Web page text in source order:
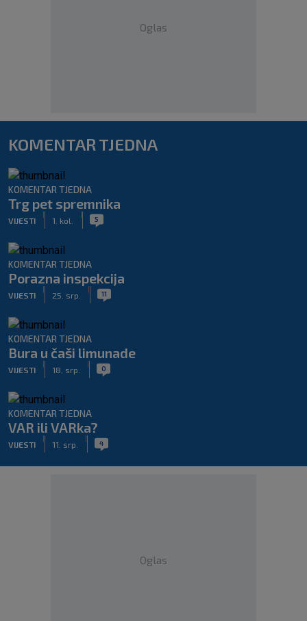
Oglas
KOMENTAR TJEDNA
KOMENTAR TJEDNA
Trg pet spremnika
VIJESTI 1. kol. 5
KOMENTAR TJEDNA
Porazna inspekcija
VIJESTI 25. srp. 11
KOMENTAR TJEDNA
Bura u čaši limunade
VIJESTI 18. srp. 0
KOMENTAR TJEDNA
VAR ili VARka?
VIJESTI 11. srp. 4
Oglas